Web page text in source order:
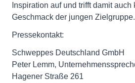
Inspiration auf und trifft damit
Geschmack der jungen Zielgruppe.
Pressekontakt:
Schweppes Deutschland GmbH
Peter Lemm,
Hagener Straße 261